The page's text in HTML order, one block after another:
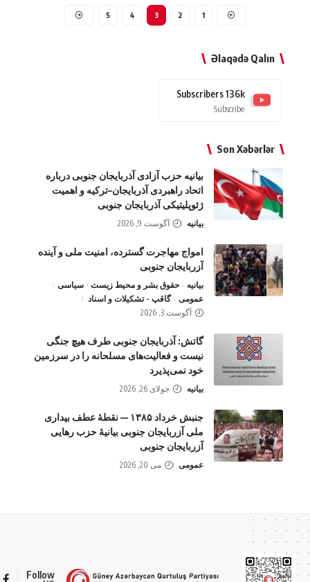
1
2
3
4
5
Əlaqədə Qalın
136k
Subscribers
Subscribe
Son Xəbərlər
بیانیه حزب آزادی آذربایجان جنوبی درباره
اتحاد راهبردی آذربایجان–ترکیه و اهمیت
ژئوپلیتیکی آذربایجان جنوبی
بیانیه آگوست 9, 2026
امواج‌ مهاجرت گسترده، امنیت ملی و آینده
آزربایجان جنوبی
بیانیه حقوق بشر و محیط زیست
سیاسی
عمومی
گاقپ - تشکیلات و اسناد
آگوست 3, 2026
گاتش: آذربایجان جنوبی طرف هیچ جنگی
نیست و فعالیت‌های مسلحانه را در سرزمین
خود نمی‌پذیرد
بیانیه جولای 26, 2026
جنبش خرداد ۱۳۸۵ — نقطهٔ عطف بیداری
ملی آزربایجان جنوبی بیانیهٔ حزب رهایی
آزربایجان جنوبی
عمومی می 20, 2026
Follow